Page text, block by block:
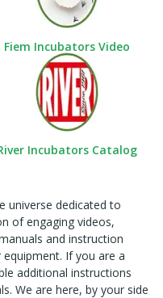
Fiem Incubators Video
Incubators Catalog
universe dedicated to
of engaging videos,
and instruction
If you are a
additional instructions
We are here, by your side